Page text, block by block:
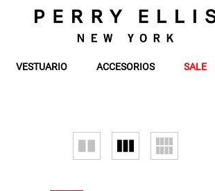
VESTUARIO ACCESORIOS SALE